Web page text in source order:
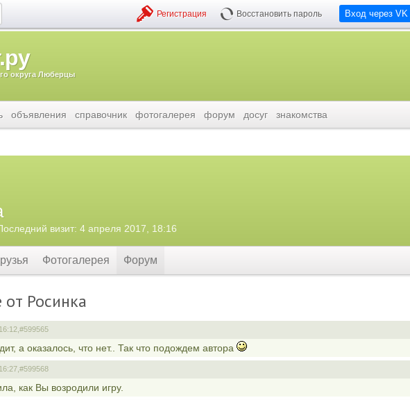
Вход через VK
Регистрация Восстановить пароль
округа Люберцы
объявления справочник фотогалерея форум досуг знакомства
визит: 4 апреля 2017, 18:16
Фотогалерея Форум
Росинка
#599565
а оказалось, что нет.. Так что подождем автора
#599568
как Вы возродили игру.